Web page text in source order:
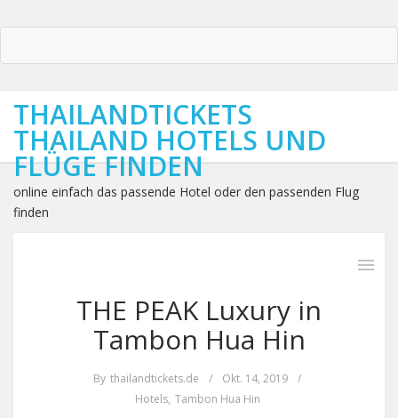
THAILANDTICKETS
THAILAND HOTELS UND
FLÜGE FINDEN
online einfach das passende Hotel oder den passenden Flug
finden
THE PEAK Luxury in
Tambon Hua Hin
By thailandtickets.de / Okt. 14, 2019
/
Hotels, Tambon Hua Hin